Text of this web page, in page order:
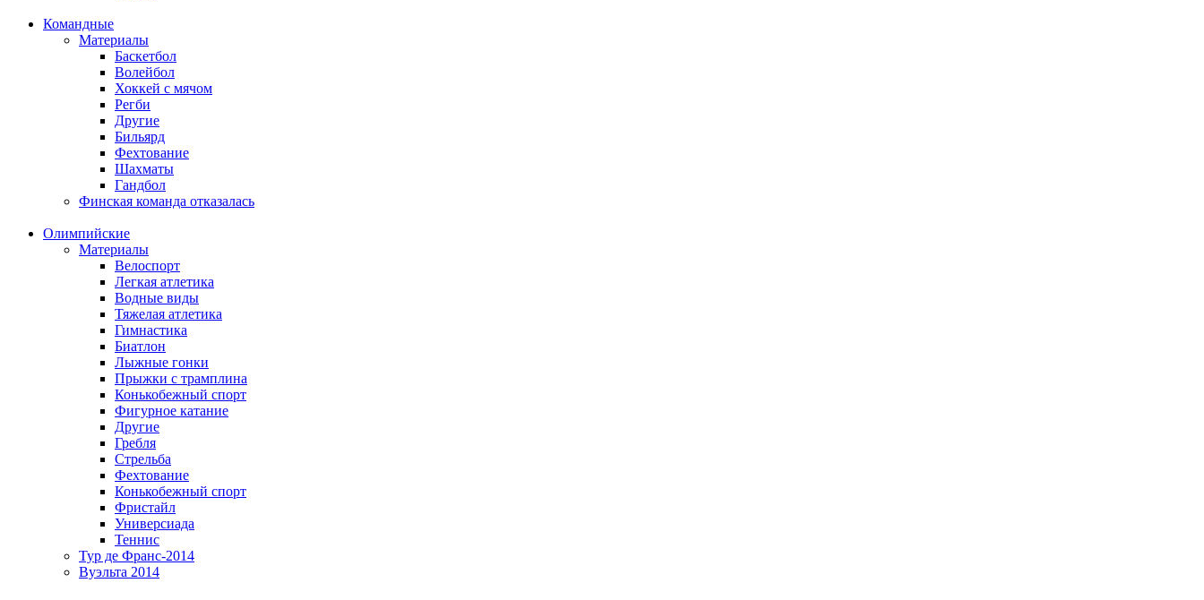
Командные
Материалы
Баскетбол
Волейбол
Хоккей с мячом
Регби
Другие
Бильярд
Фехтование
Шахматы
Гандбол
Финская команда отказалась
Олимпийские
Материалы
Велоспорт
Легкая атлетика
Водные виды
Тяжелая атлетика
Гимнастика
Биатлон
Лыжные гонки
Прыжки с трамплина
Конькобежный спорт
Фигурное катание
Другие
Гребля
Стрельба
Фехтование
Конькобежный спорт
Фристайл
Универсиада
Теннис
Тур де Франс-2014
Вуэльта 2014